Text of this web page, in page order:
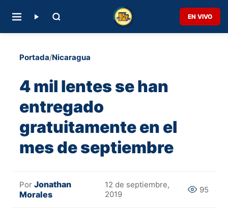
EN VIVO
Portada/Nicaragua
4 mil lentes se han
entregado
gratuitamente en el
mes de septiembre
Por Jonathan
Morales
12 de septiembre,
2019
95